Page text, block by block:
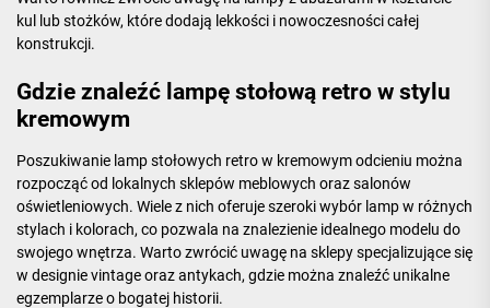
kul lub stożków, które dodają lekkości i nowoczesności całej
konstrukcji.
Gdzie znaleźć lampę stołową retro w stylu
kremowym
Poszukiwanie lamp stołowych retro w kremowym odcieniu można
rozpocząć od lokalnych sklepów meblowych oraz salonów
oświetleniowych. Wiele z nich oferuje szeroki wybór lamp w różnych
stylach i kolorach, co pozwala na znalezienie idealnego modelu do
swojego wnętrza. Warto zwrócić uwagę na sklepy specjalizujące się
w designie vintage oraz antykach, gdzie można znaleźć unikalne
egzemplarze o bogatej historii.